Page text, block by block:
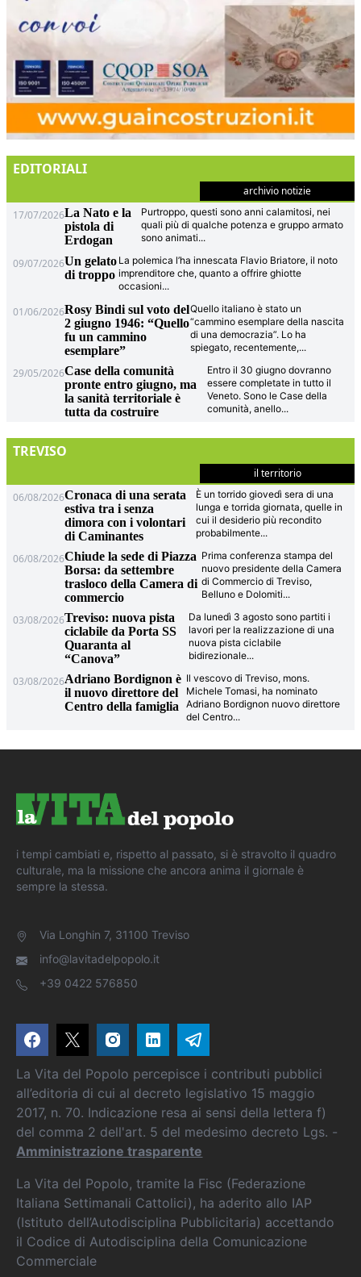
EDITORIALI
archivio notizie
17/07/2026La Nato e la
pistola di
Erdogan
Purtroppo, questi sono anni calamitosi, nei
quali più di qualche potenza e gruppo armato
sono animati...
09/07/2026Un gelato
di troppo
La polemica l’ha innescata Flavio Briatore, il noto
imprenditore che, quanto a offrire ghiotte
occasioni...
01/06/2026Rosy Bindi sul voto del
2 giugno 1946: “Quello
fu un cammino
esemplare”
Quello italiano è stato un
“cammino esemplare della nascita
di una democrazia”. Lo ha
spiegato, recentemente,...
29/05/2026Case della comunità
pronte entro giugno, ma
la sanità territoriale è
tutta da costruire
Entro il 30 giugno dovranno
essere completate in tutto il
Veneto. Sono le Case della
comunità, anello...
TREVISO
il territorio
06/08/2026Cronaca di una serata
estiva tra i senza
dimora con i volontari
di Caminantes
È un torrido giovedì sera di una
lunga e torrida giornata, quelle in
cui il desiderio più recondito
probabilmente...
06/08/2026Chiude la sede di Piazza
Borsa: da settembre
trasloco della Camera di
commercio
Prima conferenza stampa del
nuovo presidente della Camera
di Commercio di Treviso,
Belluno e Dolomiti...
03/08/2026Treviso: nuova pista
ciclabile da Porta SS
Quaranta al
“Canova”
Da lunedì 3 agosto sono partiti i
lavori per la realizzazione di una
nuova pista ciclabile
bidirezionale...
03/08/2026Adriano Bordignon è
il nuovo direttore del
Centro della famiglia
Il vescovo di Treviso, mons.
Michele Tomasi, ha nominato
Adriano Bordignon nuovo direttore
del Centro...
i tempi cambiati e, rispetto al passato, si è stravolto il quadro
culturale, ma la missione che ancora anima il giornale è
sempre la stessa.
Via Longhin 7, 31100 Treviso
info@lavitadelpopolo.it
+39 0422 576850
La Vita del Popolo percepisce i contributi pubblici
all’editoria di cui al decreto legislativo 15 maggio
2017, n. 70. Indicazione resa ai sensi della lettera f)
del comma 2 dell'art. 5 del medesimo decreto Lgs. -
Amministrazione trasparente
La Vita del Popolo, tramite la Fisc (Federazione
Italiana Settimanali Cattolici), ha aderito allo IAP
(Istituto dell’Autodisciplina Pubblicitaria) accettando
il Codice di Autodisciplina della Comunicazione
Commerciale